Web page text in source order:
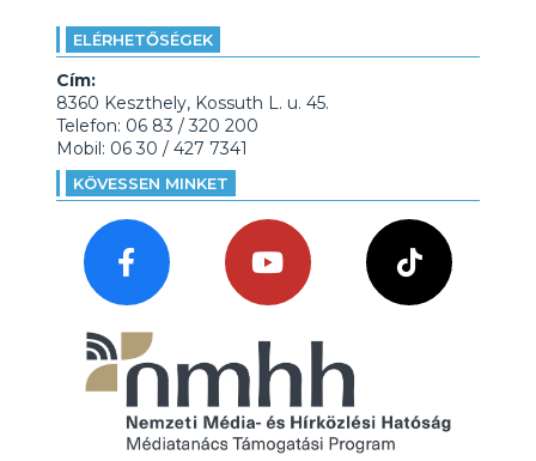
ELÉRHETŐSÉGEK
Cím:
8360 Keszthely, Kossuth L. u. 45.
Telefon: 06 83 / 320 200
Mobil: 06 30 / 427 7341
KÖVESSEN MINKET